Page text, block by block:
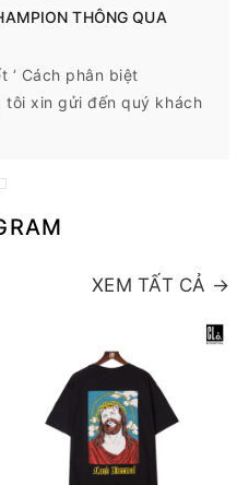
THÔNG QUA
‘ Cách phân biệt
tôi xin gửi đến quý khách
XEM TẤT CẢ →